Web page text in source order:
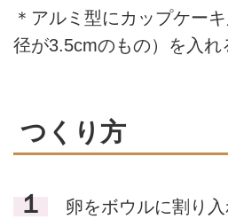
＊アルミ型にカップケー
径が3.5cmのもの）を入れ
つくり方
１
卵をボウルに割り入